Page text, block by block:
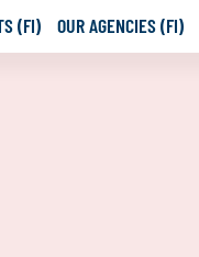
(FI) OUR AGENCIES (FI)